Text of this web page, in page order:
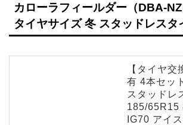
カローラフィールダー（DBA-
タイヤサイズ 冬 スタッドレスタ
【タイヤ交
有 4本セッ
スタッドレ
185/65R15
IG70 アイ